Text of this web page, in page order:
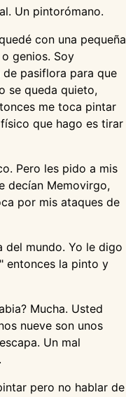
Un pintorómano.
con una pequeña
genios. Soy
pasiflora para que
se queda quieto,
me toca pintar
que hago es tirar
Pero les pido a mis
decían Memovirgo,
por mis ataques de
del mundo. Yo le digo
entonces la pinto y
Mucha. Usted
nueve son unos
Un mal
pero no hablar de